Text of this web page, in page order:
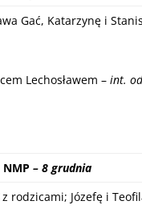
Gać, Katarzynę i
Lechosławem – int.
– 8 grudnia
z rodzicami; Józefę i